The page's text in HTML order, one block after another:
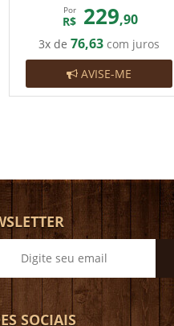
Por
R$ 229,90
3x de 76,63com juros
AVISE-ME
SOCIAIS